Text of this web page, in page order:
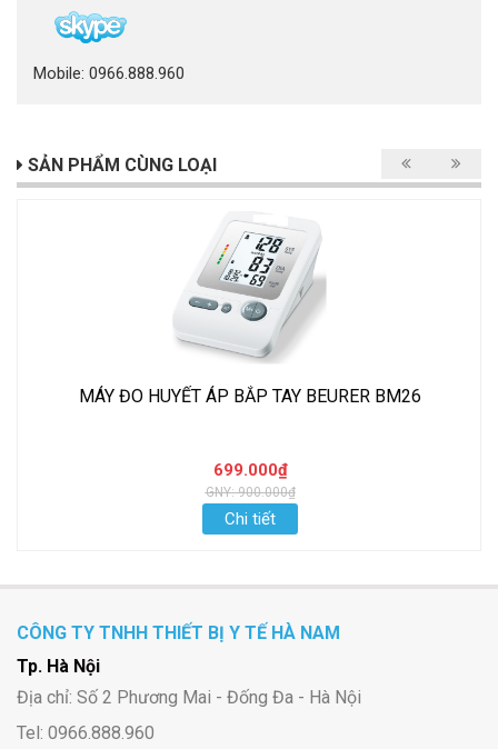
Mobile: 0966.888.960
SẢN PHẨM CÙNG LOẠI
MÁY ĐO HUYẾT ÁP BẮP TAY BEURER BM26
699.000₫
GNY: 900.000₫
Chi tiết
CÔNG TY TNHH THIẾT BỊ Y TẾ HÀ NAM
Tp. Hà Nội
Địa chỉ: Số 2 Phương Mai - Đống Đa - Hà Nội
Tel: 0966.888.960